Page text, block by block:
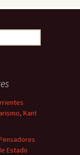
Kant
Estado